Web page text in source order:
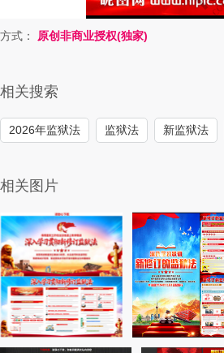
方式： 原创非商业授权(独家)
相关搜索
2026年监狱法 监狱法 新监狱法
相关图片